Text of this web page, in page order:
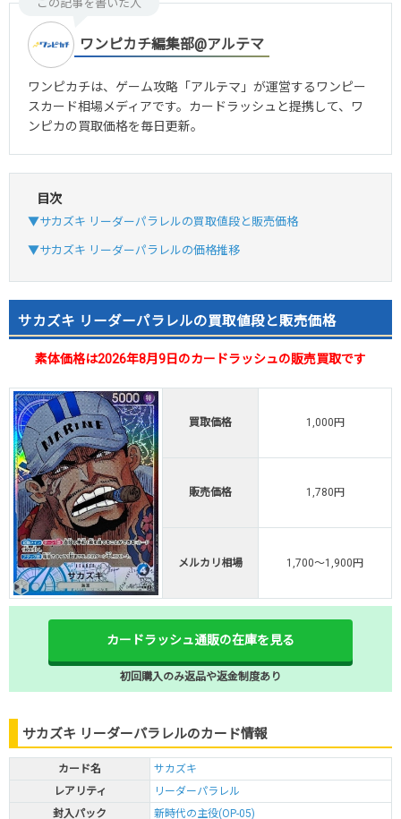
この記事を書いた人
ワンピカチ編集部@アルテマ
ワンピカチは、ゲーム攻略「アルテマ」が運営するワンピー
スカード相場メディアです。カードラッシュと提携して、ワ
ンピカの買取価格を毎日更新。
目次
▼サカズキ リーダーパラレルの買取値段と販売価格
▼サカズキ リーダーパラレルの価格推移
サカズキ リーダーパラレルの買取値段と販売価格
素体価格は2026年8月9日のカードラッシュの販売買取です
買取価格 1,000円
販売価格 1,780円
メルカリ相場 1,700～1,900円
カードラッシュ通販の在庫を見る
初回購入のみ返品や返金制度あり
サカズキ リーダーパラレルのカード情報
カード名
サカズキ
レアリティ
リーダーパラレル
封入パック
新時代の主役(OP-05)